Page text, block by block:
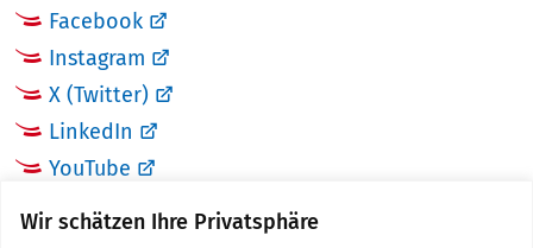
Wir schätzen Ihre Privatsphäre
Facebook
Instagram
X (Twitter)
LinkedIn
YouTube